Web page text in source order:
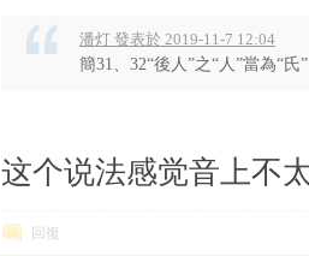
潘灯 發表於 2019-11-7 12:04
簡31、32“後人”之“人”當為“氏
这个说法感觉音上不
回復